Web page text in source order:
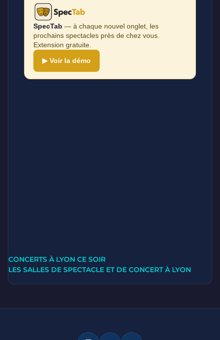
SpecTab — à chaque nouvel onglet, les
prochains spectacles près de chez vous.
Extension gratuite.
▶ Voir la démo
CONCERTS À LYON CE SOIR
LES SALLES DE SPECTACLE ET DE CONCERT À LYON